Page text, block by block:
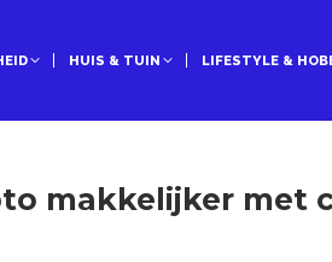
HUIS & TUIN LIFESTYLE &
makkelijker met